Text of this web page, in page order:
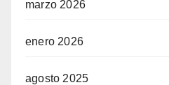
marzo 2026
enero 2026
agosto 2025